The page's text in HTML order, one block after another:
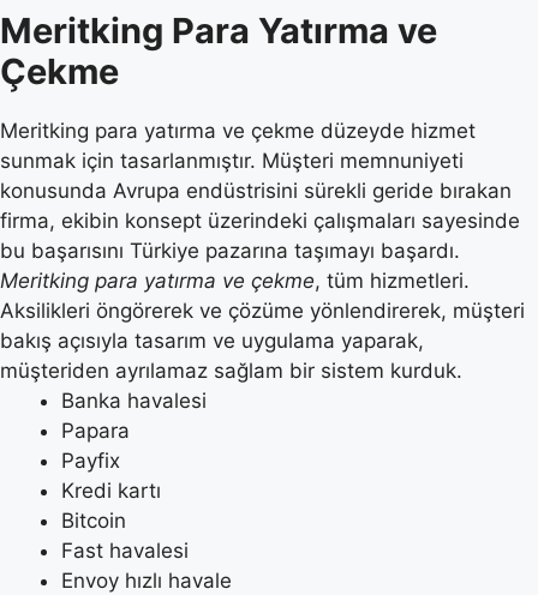
Meritking Para Yatırma ve
Çekme
Meritking para yatırma ve çekme düzeyde hizmet
sunmak için tasarlanmıştır. Müşteri memnuniyeti
konusunda Avrupa endüstrisini sürekli geride bırakan
firma, ekibin konsept üzerindeki çalışmaları sayesinde
bu başarısını Türkiye pazarına taşımayı başardı.
Meritking para yatırma ve çekme, tüm hizmetleri.
Aksilikleri öngörerek ve çözüme yönlendirerek, müşteri
bakış açısıyla tasarım ve uygulama yaparak,
müşteriden ayrılamaz sağlam bir sistem kurduk.
Banka havalesi
Papara
Payfix
Kredi kartı
Bitcoin
Fast havalesi
Envoy hızlı havale